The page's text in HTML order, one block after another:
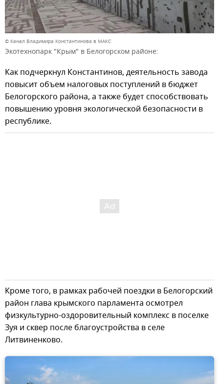
© Канал Владимира Константинова в МАКС
Экотехнопарк "Крым" в Белогорском районе:
Как подчеркнул Константинов, деятельность завода
повысит объем налоговых поступлений в бюджет
Белогорского района, а также будет способствовать
повышению уровня экологической безопасности в
республике.
Кроме того, в рамках рабочей поездки в Белогорский
район глава крымского парламента осмотрел
физкультурно-оздоровительный комплекс в поселке
Зуя и сквер после благоустройства в селе
Литвиненково.